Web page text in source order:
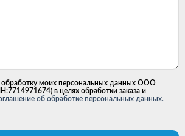
обработку моих персональных данных ООО
в целях обработки заказа и
об обработке персональных данных.